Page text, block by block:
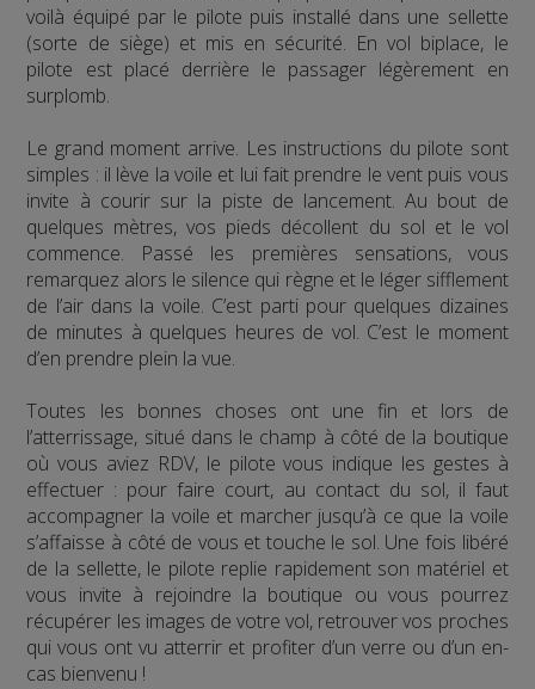
voilà équipé par le pilote puis installé dans une sellette
(sorte de siège) et mis en sécurité. En vol biplace, le
pilote est placé derrière le passager légèrement en
surplomb.
Le grand moment arrive. Les instructions du pilote sont
simples : il lève la voile et lui fait prendre le vent puis vous
invite à courir sur la piste de lancement. Au bout de
quelques mètres, vos pieds décollent du sol et le vol
commence. Passé les premières sensations, vous
remarquez alors le silence qui règne et le léger sifflement
de l’air dans la voile. C’est parti pour quelques dizaines
de minutes à quelques heures de vol. C’est le moment
d’en prendre plein la vue.
Toutes les bonnes choses ont une fin et lors de
l’atterrissage, situé dans le champ à côté de la boutique
où vous aviez RDV, le pilote vous indique les gestes à
effectuer : pour faire court, au contact du sol, il faut
accompagner la voile et marcher jusqu’à ce que la voile
s’affaisse à côté de vous et touche le sol. Une fois libéré
de la sellette, le pilote replie rapidement son matériel et
vous invite à rejoindre la boutique ou vous pourrez
récupérer les images de votre vol, retrouver vos proches
qui vous ont vu atterrir et profiter d’un verre ou d’un en-
cas bienvenu !